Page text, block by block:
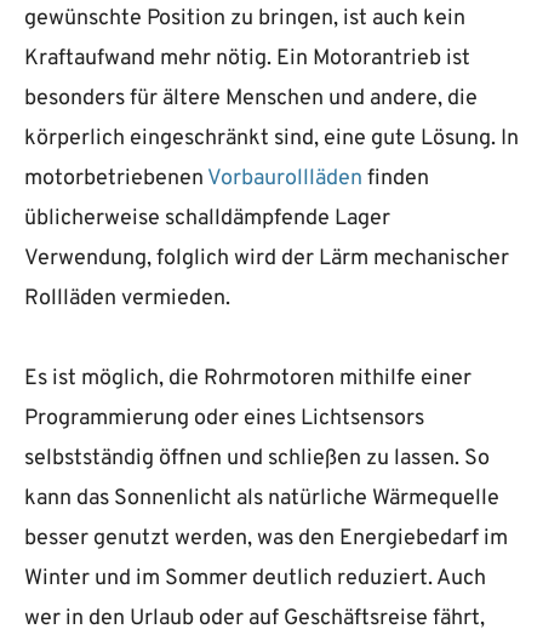
gewünschte Position zu bringen, ist auch kein
Kraftaufwand mehr nötig. Ein Motorantrieb ist
besonders für ältere Menschen und andere, die
körperlich eingeschränkt sind, eine gute Lösung. In
motorbetriebenen Vorbaurollläden finden
üblicherweise schalldämpfende Lager
Verwendung, folglich wird der Lärm mechanischer
Rollläden vermieden.
Es ist möglich, die Rohrmotoren mithilfe einer
Programmierung oder eines Lichtsensors
selbstständig öffnen und schließen zu lassen. So
kann das Sonnenlicht als natürliche Wärmequelle
besser genutzt werden, was den Energiebedarf im
Winter und im Sommer deutlich reduziert. Auch
wer in den Urlaub oder auf Geschäftsreise fährt,